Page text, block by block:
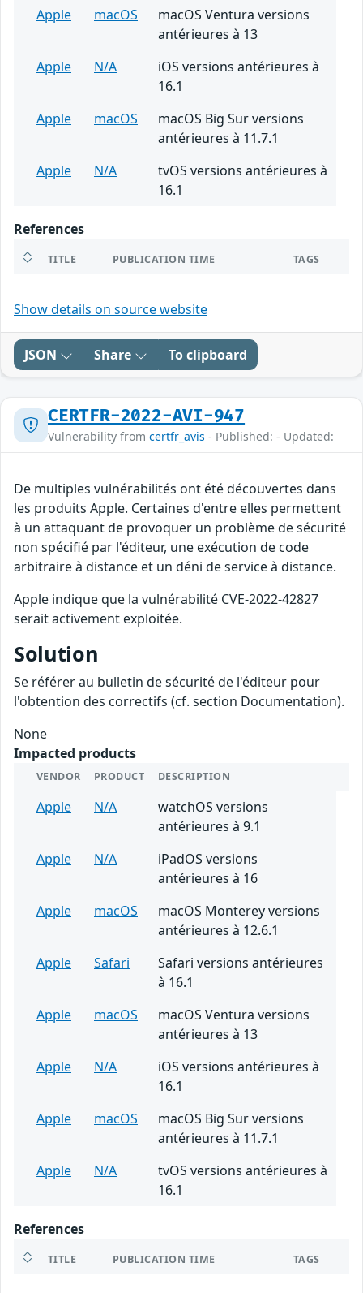
Apple
macOS
macOS Ventura versions
antérieures à 13
Apple
N/A
iOS versions antérieures à
16.1
Apple
macOS
macOS Big Sur versions
antérieures à 11.7.1
Apple
N/A
tvOS versions antérieures à
16.1
References
TITLE PUBLICATION TIME TAGS
Show details on source website
JSON Share To clipboard
CERTFR-2022-AVI-947
Vulnerability from certfr_avis - Published: - Updated:
De multiples vulnérabilités ont été découvertes dans
les produits Apple. Certaines d'entre elles permettent
à un attaquant de provoquer un problème de sécurité
non spécifié par l'éditeur, une exécution de code
arbitraire à distance et un déni de service à distance.
Apple indique que la vulnérabilité CVE-2022-42827
serait activement exploitée.
Solution
Se référer au bulletin de sécurité de l'éditeur pour
l'obtention des correctifs (cf. section Documentation).
None
Impacted products
VENDOR PRODUCT DESCRIPTION
Apple N/A
watchOS versions
antérieures à 9.1
Apple
N/A
iPadOS versions
antérieures à 16
Apple
macOS
macOS Monterey versions
antérieures à 12.6.1
Apple
Safari
Safari versions antérieures
à 16.1
Apple
macOS
macOS Ventura versions
antérieures à 13
Apple
N/A
iOS versions antérieures à
16.1
Apple
macOS
macOS Big Sur versions
antérieures à 11.7.1
Apple
N/A
tvOS versions antérieures à
16.1
References
TITLE PUBLICATION TIME TAGS